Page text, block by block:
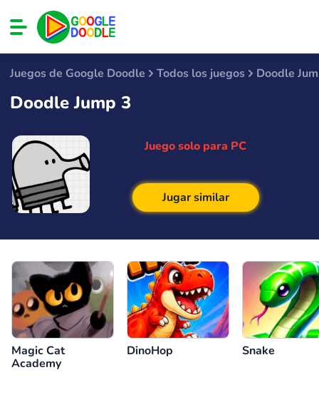
Juegos de Google Doodle Todos los juegos Doodle
Doodle Jump 3
Juego solo para PC
Jugar similar
Magic Cat
Academy
DinoHop Snake